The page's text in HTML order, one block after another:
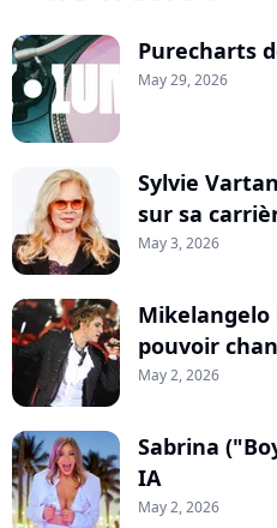
Purecharts
May 29, 2026
Sylvie
sur sa
May 3, 2026
Mikelangelo
pouvoir
May 2, 2026
Sabrina
IA
May 2, 2026